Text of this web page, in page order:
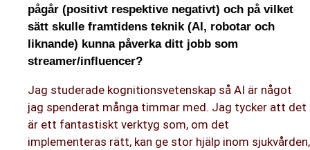
pågår (positivt respektive negativt) och på vilket
sätt skulle framtidens teknik (AI, robotar och
liknande) kunna påverka ditt jobb som
streamer/influencer?
Jag studerade kognitionsvetenskap så AI är något
jag spenderat många timmar med. Jag tycker att det
är ett fantastiskt verktyg som, om det
implementeras rätt, kan ge stor hjälp inom sjukvården,